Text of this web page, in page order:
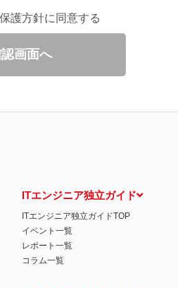
や広告掲載サイトなど）を取得のうえ、情
ん。
トにおいて行動ターゲティング広告（サ
イト訪問履歴情報を採取するためCookie
護方針に同意する
画面へ
ITエンジニア独立ガイド
ITエンジニア独立ガイドTOP
イベント一覧
レポート一覧
コラム一覧